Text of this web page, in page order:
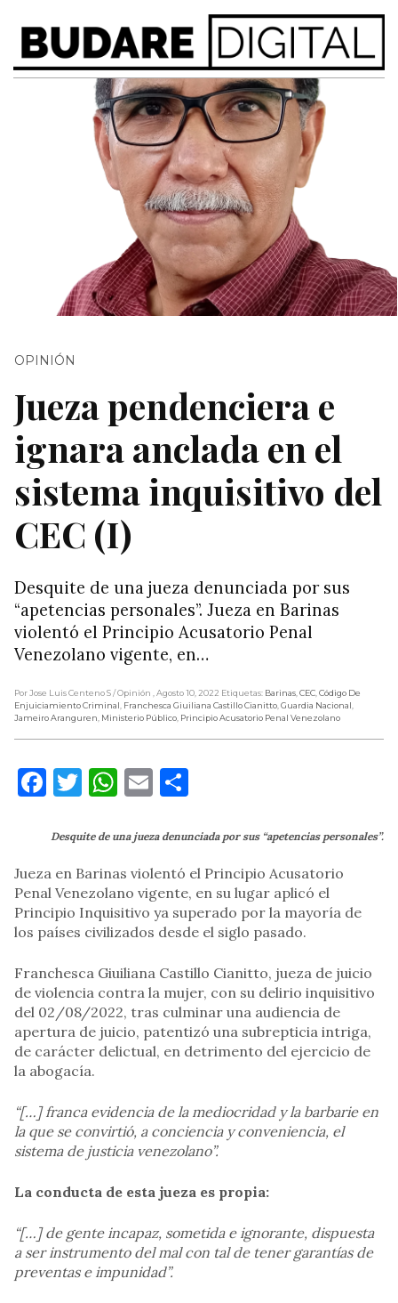
OPINIÓN
Jueza pendenciera e
ignara anclada en el
sistema inquisitivo del
CEC (I)
Desquite de una jueza denunciada por sus
“apetencias personales”. Jueza en Barinas
violentó el Principio Acusatorio Penal
Venezolano vigente, en…
Por Jose Luis Centeno S/ Opinión , Agosto 10, 2022 Etiquetas: Barinas,CEC,Código De
Enjuiciamiento Criminal, Franchesca Giuiliana Castillo Cianitto,Guardia Nacional,
Jameiro Aranguren, Ministerio Público, Principio Acusatorio Penal Venezolano
Facebook
Twitter
WhatsApp
Email
Desquite de una jueza denunciada por sus “apetencias personales”.
Jueza en Barinas violentó el Principio Acusatorio
Penal Venezolano vigente, en su lugar aplicó el
Principio Inquisitivo ya superado por la mayoría de
los países civilizados desde el siglo pasado.
Franchesca Giuiliana Castillo Cianitto, jueza de juicio
de violencia contra la mujer, con su delirio inquisitivo
del 02/08/2022, tras culminar una audiencia de
apertura de juicio, patentizó una subrepticia intriga,
de carácter delictual, en detrimento del ejercicio de
la abogacía.
“[…] franca evidencia de la mediocridad y la barbarie en
la que se convirtió, a conciencia y conveniencia, el
sistema de justicia venezolano”.
La conducta de esta jueza es propia:
“[…] de gente incapaz, sometida e ignorante, dispuesta
a ser instrumento del mal con tal de tener garantías de
preventas e impunidad”.